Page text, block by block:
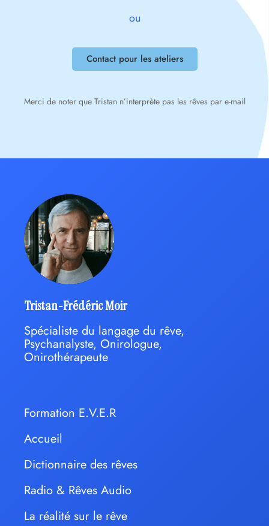
ou
Contact pour les ateliers
Merci de noter que Tristan n’interprète pas les rêves par e-mail
Tristan-Frédéric Moir
Spécialiste du langage du rêve,
Psychanalyste, Onirologue,
Onirothérapeute
Formation E.V.E.R
Accueil
Dictionnaire des rêves
Radio & Rêves Audio
La réalité sur le rêve